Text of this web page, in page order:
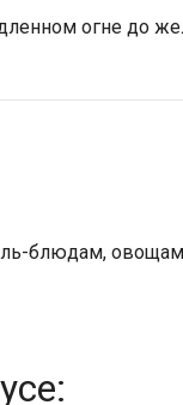
огне до
блюдам,